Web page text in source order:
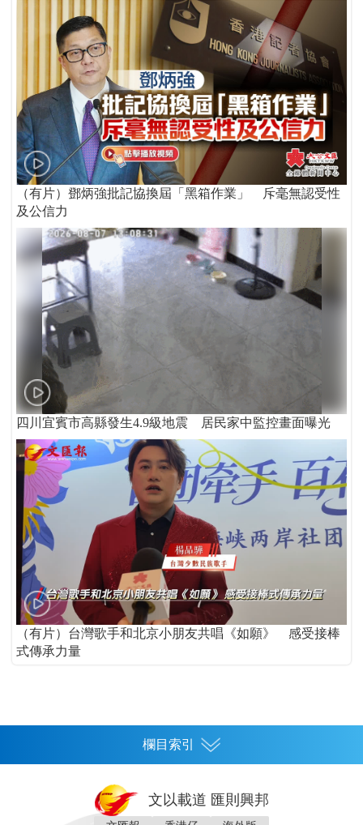
（有片）鄧炳強批記協換屆「黑箱作業」 斥毫無認受性
及公信力
四川宜賓市高縣發生4.9級地震 居民家中監控畫面曝光
（有片）台灣歌手和北京小朋友共唱《如願》 感受接棒
式傳承力量
欄目索引
文以載道 匯則興邦